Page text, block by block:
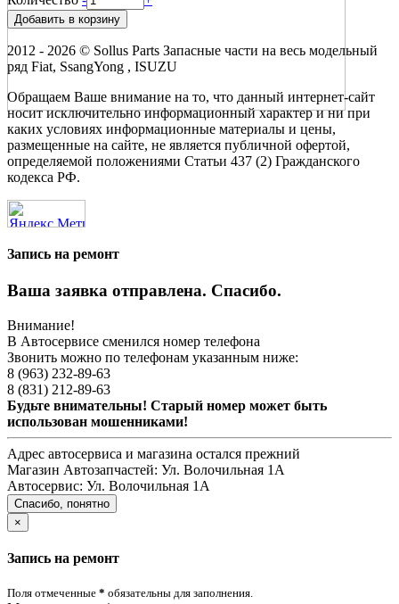
2012 - 2026 © Sollus Parts Запасные части на весь модельный
ряд Fiat, SsangYong , ISUZU
Обращаем Ваше внимание на то, что данный интернет-сайт
носит исключительно информационный характер и ни при
каких условиях информационные материалы и цены,
размещенные на сайте, не является публичной офертой,
определяемой положениями Статьи 437 (2) Гражданского
кодекса РФ.
Запись на ремонт
Ваша заявка отправлена. Спасибо.
Внимание!
В Автосервисе сменился номер телефона
Звонить можно по телефонам указанным ниже:
8 (963) 232-89-63
8 (831) 212-89-63
Будьте внимательны! Старый номер может быть
использован мошенниками!
Адрес автосервиса и магазина остался прежний
Магазин Автозапчастей: Ул. Волочильная 1А
Автосервис: Ул. Волочильная 1А
Спасибо, понятно
×
Запись на ремонт
Поля отмеченные * обязательны для заполнения.